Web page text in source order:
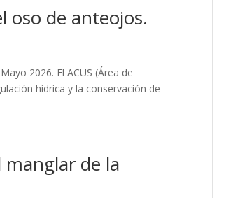
oso de anteojos.
2026. El ACUS (Área de
hídrica y la conservación de
manglar de la